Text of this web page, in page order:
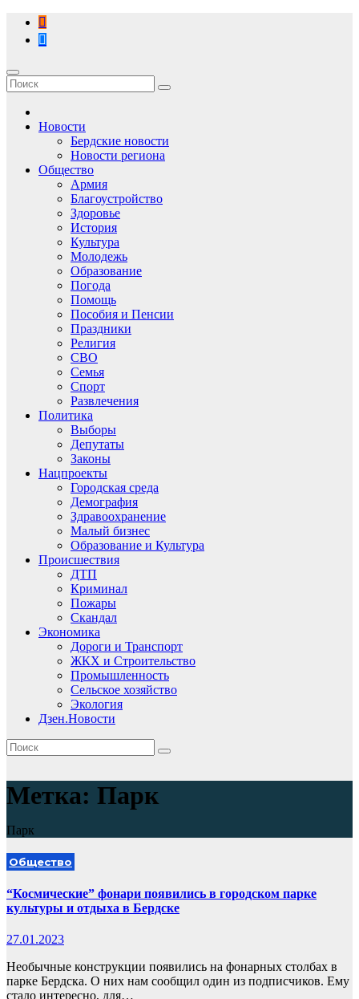
Перейти
содержимому
Новости
Бердские новости
Новости региона
Общество
Армия
Благоустройство
Здоровье
История
Культура
Молодежь
Образование
Погода
Помощь
Пособия и Пенсии
Праздники
Религия
СВО
Семья
Спорт
Развлечения
Политика
Выборы
Депутаты
Законы
Нацпроекты
Городская среда
Демография
Здравоохранение
Малый бизнес
Образование и Культура
Происшествия
ДТП
Криминал
Пожары
Скандал
Экономика
Дороги и Транспорт
ЖКХ и Строительство
Промышленность
Сельское хозяйство
Экология
Дзен.Новости
Метка: Парк
Парк
Общество
“Космические” фонари появились в городском парке
культуры и отдыха в Бердске
27.01.2023
Необычные конструкции появились на фонарных столбах в
парке Бердска. О них нам сообщил один из подписчиков. Ему
стало интересно, для…